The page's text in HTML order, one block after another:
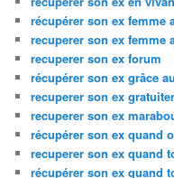
récupérer son ex femme
recuperer son ex femme
recuperer son ex forum
récupérer son ex grâce
recuperer son ex
recuperer son ex
récupérer son ex quand
recuperer son ex quand
récupérer son ex quand